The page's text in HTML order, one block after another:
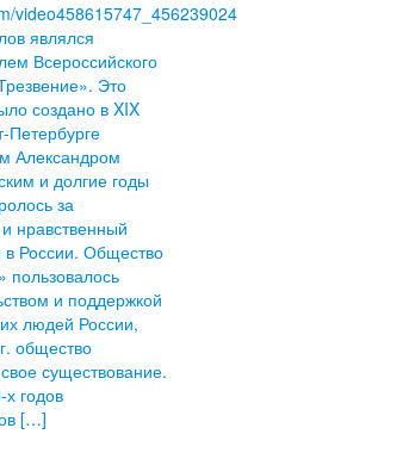
video458615747_456239024
являлся
Всероссийского
Это
создано в XIX
Петербурге
Александром
и долгие годы
за
нравственный
в России. Общество
пользовалось
и поддержкой
людей России,
общество
существование.
годов
[…]